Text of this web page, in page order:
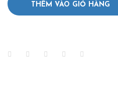
THÊM VÀO GIỎ HÀNG